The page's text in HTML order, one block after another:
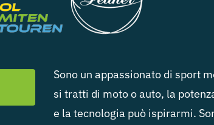
Sono un appassionato di sport
si tratti di moto o auto, la
e la tecnologia può ispirarmi.